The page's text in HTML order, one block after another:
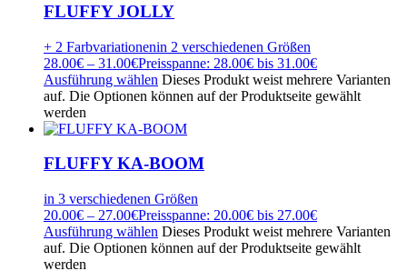
FLUFFY JOLLY
+ 2 Farbvariationenin 2 verschiedenen Größen
28.00€ – 31.00€Preisspanne: 28.00€ bis 31.00€
Ausführung wählen Dieses Produkt weist mehrere Varianten
auf. Die Optionen können auf der Produktseite gewählt
werden
FLUFFY KA-BOOM
in 3 verschiedenen Größen
20.00€ – 27.00€Preisspanne: 20.00€ bis 27.00€
Ausführung wählen Dieses Produkt weist mehrere Varianten
auf. Die Optionen können auf der Produktseite gewählt
werden